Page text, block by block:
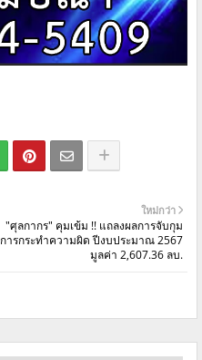
ใหม่กว่า
"ศุลกากร" คุมเข้ม !! แถลงผลการจับกุม
การกระทำความผิด ปีงบประมาณ 2567
มูลค่า 2,607.36 ลบ.